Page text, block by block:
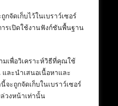
ถูกจัดเก็บไว้ในเบราว์เซอร์
รเปิดใช้งานฟังก์ชันพื้นฐาน
เพื่อวิเคราะห์วิธีที่คุณใช้
ละนำเสนอเนื้อหาและ
ะถูกจัดเก็บในเบราว์เซอร์
วงหน้าเท่านั้น